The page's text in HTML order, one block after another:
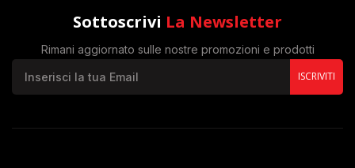
Sottoscrivi La Newsletter
Rimani aggiornato sulle nostre promozioni e prodotti
ISCRIVITI